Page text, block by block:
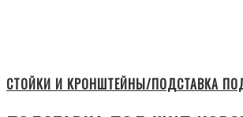
СТОЙКИ И КРОНШТЕЙНЫ/ПОДСТАВКА